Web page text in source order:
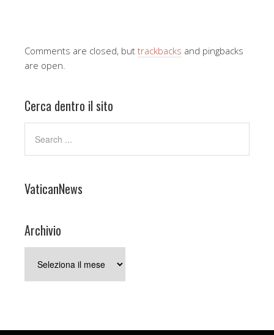
Comments are closed, but trackbacks and pingbacks
are open.
Cerca dentro il sito
VaticanNews
Archivio